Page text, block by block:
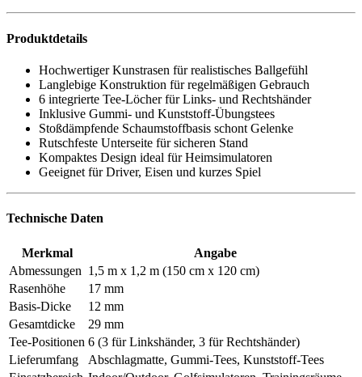
Produktdetails
Hochwertiger Kunstrasen für realistisches Ballgefühl
Langlebige Konstruktion für regelmäßigen Gebrauch
6 integrierte Tee-Löcher für Links- und Rechtshänder
Inklusive Gummi- und Kunststoff-Übungstees
Stoßdämpfende Schaumstoffbasis schont Gelenke
Rutschfeste Unterseite für sicheren Stand
Kompaktes Design ideal für Heimsimulatoren
Geeignet für Driver, Eisen und kurzes Spiel
Technische Daten
Merkmal
Angabe
Abmessungen 1,5 m x 1,2 m (150 cm x 120 cm)
Rasenhöhe
17 mm
Basis-Dicke
12 mm
Gesamtdicke
29 mm
Tee-Positionen 6 (3 für Linkshänder, 3 für Rechtshänder)
Lieferumfang
Abschlagmatte, Gummi-Tees, Kunststoff-Tees